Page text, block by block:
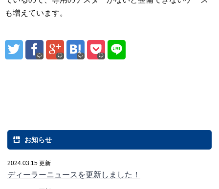
も増えています。
お知らせ
2024.03.15 更新
ディーラーニュースを更新しました！